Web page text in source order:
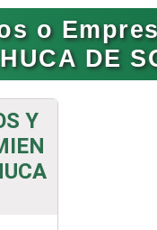
o
DE
Y